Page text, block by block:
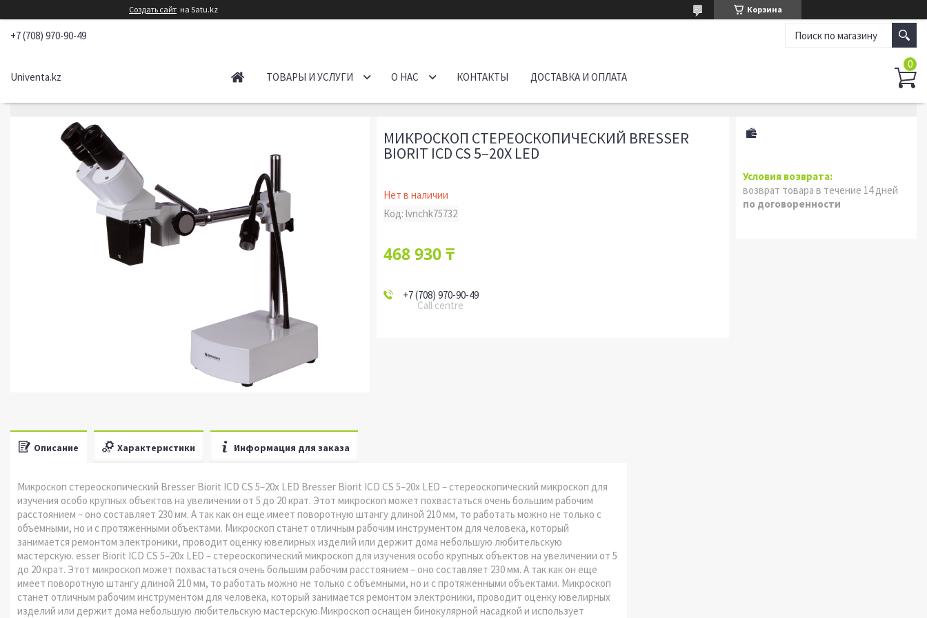
Создать сайт на Satu.kz Корзина
+7 (708) 970-90-49
Univenta.kz ТОВАРЫ И УСЛУГИ О НАС КОНТАКТЫ ДОСТАВКА И ОПЛАТА
МИКРОСКОП СТЕРЕОСКОПИЧЕСКИЙ BRESSER
BIORIT ICD CS 5–20X LED
Нет в наличии
Код:lvnchk75732
468 930 ₸
+7 (708) 970-90-49
Call centre
возврат товара в течение 14 дней
по договоренности
Описание Характеристики Информация для заказа
Микроскоп стереоскопический Bresser Biorit ICD CS 5–20x LED Bresser Biorit ICD CS 5–20x LED – стереоскопический микроскоп для
изучения особо крупных объектов на увеличении от 5 до 20 крат. Этот микроскоп может похвастаться очень большим рабочим
расстоянием – оно составляет 230 мм. А так как он еще имеет поворотную штангу длиной 210 мм, то работать можно не только с
объемными, но и с протяженными объектами. Микроскоп станет отличным рабочим инструментом для человека, который
занимается ремонтом электроники, проводит оценку ювелирных изделий или держит дома небольшую любительскую
мастерскую. esser Biorit ICD CS 5–20x LED – стереоскопический микроскоп для изучения особо крупных объектов на увеличении от 5
до 20 крат. Этот микроскоп может похвастаться очень большим рабочим расстоянием – оно составляет 230 мм. А так как он еще
имеет поворотную штангу длиной 210 мм, то работать можно не только с объемными, но и с протяженными объектами. Микроскоп
станет отличным рабочим инструментом для человека, который занимается ремонтом электроники, проводит оценку ювелирных
изделий или держит дома небольшую любительскую мастерскую.Микроскоп оснащен бинокулярной насадкой и использует